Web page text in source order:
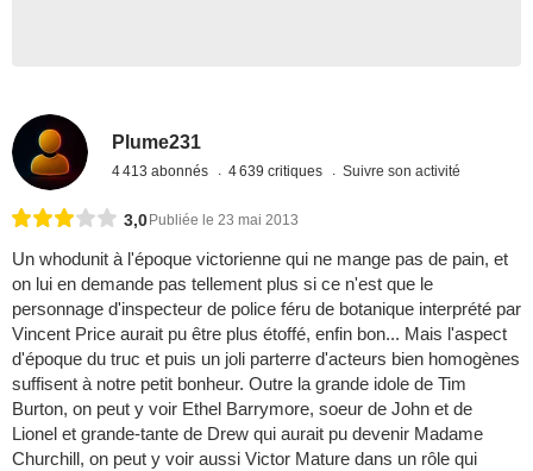
Plume231
4 413 abonnés 4 639 critiques Suivre son activité
3,0 Publiée le 23 mai 2013
Un whodunit à l'époque victorienne qui ne mange pas de pain, et
on lui en demande pas tellement plus si ce n'est que le
personnage d'inspecteur de police féru de botanique interprété par
Vincent Price aurait pu être plus étoffé, enfin bon... Mais l'aspect
d'époque du truc et puis un joli parterre d'acteurs bien homogènes
suffisent à notre petit bonheur. Outre la grande idole de Tim
Burton, on peut y voir Ethel Barrymore, soeur de John et de
Lionel et grande-tante de Drew qui aurait pu devenir Madame
Churchill, on peut y voir aussi Victor Mature dans un rôle qui